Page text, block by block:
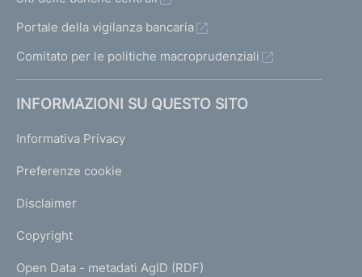
Portale della vigilanza bancaria
Comitato per le politiche macroprudenziali
INFORMAZIONI SU QUESTO SITO
Informativa Privacy
Preferenze cookie
Disclaimer
Copyright
Open Data - metadati AgID (RDF)